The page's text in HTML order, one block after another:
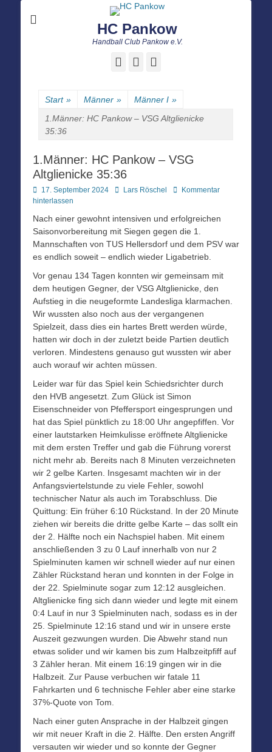
HC Pankow
Handball Club Pankow e.V.
Facebook
Start » Männer » Männer I »
1.Männer: HC Pankow – VSG Altglienicke
35:36
1.Männer: HC Pankow – VSG
Altglienicke 35:36
Posted
on
17. September 2024 AutorLars Röschel
Kommentar
hinterlassen
Nach einer gewohnt intensiven und erfolgreichen
Saisonvorbereitung mit Siegen gegen die 1.
Mannschaften von TUS Hellersdorf und dem PSV war
es endlich soweit – endlich wieder Ligabetrieb.
Vor genau 134 Tagen konnten wir gemeinsam mit
dem heutigen Gegner, der VSG Altglienicke, den
Aufstieg in die neugeformte Landesliga klarmachen.
Wir wussten also noch aus der vergangenen
Spielzeit, dass dies ein hartes Brett werden würde,
hatten wir doch in der zuletzt beide Partien deutlich
verloren. Mindestens genauso gut wussten wir aber
auch worauf wir achten müssen.
Leider war für das Spiel kein Schiedsrichter durch
den HVB angesetzt. Zum Glück ist Simon
Eisenschneider von Pfeffersport eingesprungen und
hat das Spiel pünktlich zu 18:00 Uhr angepfiffen. Vor
einer lautstarken Heimkulisse eröffnete Altglienicke
mit dem ersten Treffer und gab die Führung vorerst
nicht mehr ab. Bereits nach 8 Minuten verzeichneten
wir 2 gelbe Karten. Insgesamt machten wir in der
Anfangsviertelstunde zu viele Fehler, sowohl
technischer Natur als auch im Torabschluss. Die
Quittung: Ein früher 6:10 Rückstand. In der 20 Minute
ziehen wir bereits die dritte gelbe Karte – das sollt ein
der 2. Hälfte noch ein Nachspiel haben. Mit einem
anschließenden 3 zu 0 Lauf innerhalb von nur 2
Spielminuten kamen wir schnell wieder auf nur einen
Zähler Rückstand heran und konnten in der Folge in
der 22. Spielminute sogar zum 12:12 ausgleichen.
Altglienicke fing sich dann wieder und legte mit einem
0:4 Lauf in nur 3 Spielminuten nach, sodass es in der
25. Spielminute 12:16 stand und wir in unsere erste
Auszeit gezwungen wurden. Die Abwehr stand nun
etwas solider und wir kamen bis zum Halbzeitpfiff auf
3 Zähler heran. Mit einem 16:19 gingen wir in die
Halbzeit. Zur Pause verbuchen wir fatale 11
Fahrkarten und 6 technische Fehler aber eine starke
37%-Quote von Tom.
Nach einer guten Ansprache in der Halbzeit gingen
wir mit neuer Kraft in die 2. Hälfte. Den ersten Angriff
versauten wir wieder und so konnte der Gegner